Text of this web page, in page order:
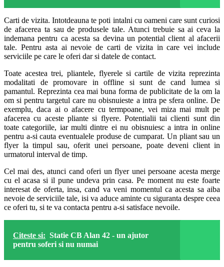
Carti de vizita. Intotdeauna te poti intalni cu oameni care sunt curiosi
de afacerea ta sau de produsele tale. Atunci trebuie sa ai ceva la
indemana pentru ca acesta sa devina un potential client al afacerii
tale. Pentru asta ai nevoie de carti de vizita in care vei include
serviciile pe care le oferi dar si datele de contact.
Toate acestea trei, pliantele, flyerele si cartile de vizita reprezinta
modalitati de promovare in offline si sunt de cand lumea si
pamantul. Reprezinta cea mai buna forma de publicitate de la om la
om si pentru targetul care nu obisnuieste a intra pe sfera online. De
exemplu, daca ai o afacere cu termpoane, vei miza mai mult pe
afacerea cu aceste pliante si flyere. Potentialii tai clienti sunt din
toate categoriile, iar multi dintre ei nu obisnuiesc a intra in online
pentru a-si cauta eventualele produse de cumparat. Un pliant sau un
flyer la timpul sau, oferit unei persoane, poate deveni client in
urmatorul interval de timp.
Cel mai des, atunci cand oferi un flyer unei persoane acesta merge
cu el acasa si il pune undeva prin casa. Pe moment nu este foarte
interesat de oferta, insa, cand va veni momentul ca acesta sa aiba
nevoie de serviciile tale, isi va aduce aminte cu siguranta despre ceea
ce oferi tu, si te va contacta pentru a-si satisface nevoile.
Citeste si: Statie CB Alan 42 - un ajutor
pentru soferi si nu numai